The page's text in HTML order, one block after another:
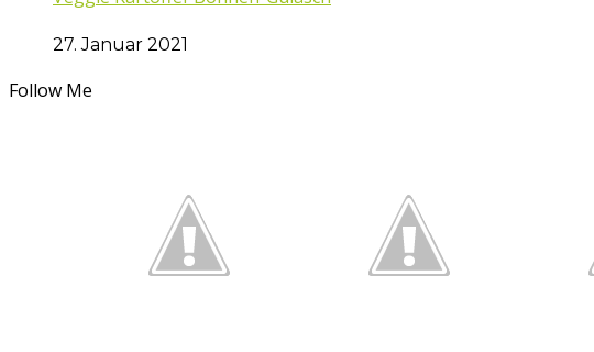
27. Januar 2021
Follow Me